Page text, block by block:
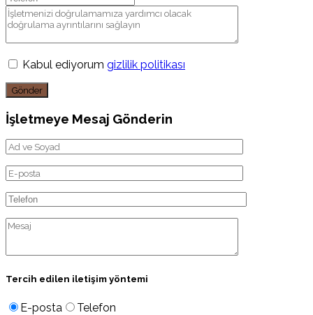
Kabul ediyorum gizlilik politikası
Gönder
İşletmeye Mesaj Gönderin
Tercih edilen iletişim yöntemi
E-posta Telefon